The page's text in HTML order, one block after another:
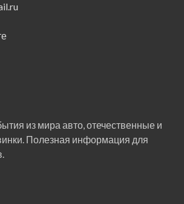
из мира авто, отечественные и
Полезная информация для